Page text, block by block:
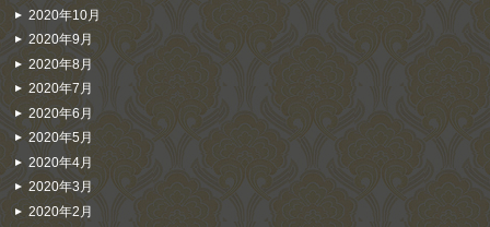
2020年10月
2020年9月
2020年8月
2020年7月
2020年6月
2020年5月
2020年4月
2020年3月
2020年2月